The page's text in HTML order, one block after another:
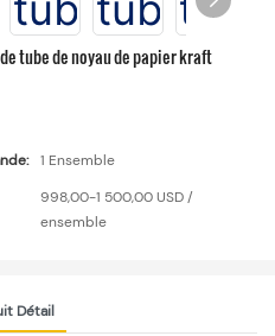
tube de noyau de papier kraft
1 Ensemble
998,00-1 500,00 USD /
ensemble
Détail